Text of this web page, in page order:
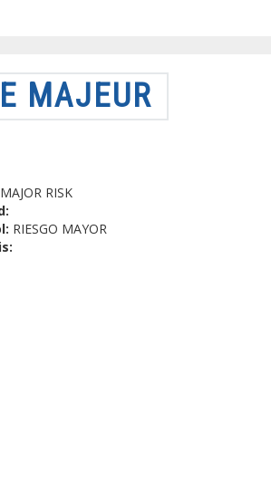
MAJEUR
MAJOR RISK
RIESGO MAYOR